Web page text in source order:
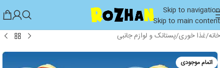
Skip to navigation
Skip to main content
خانه/غذا خوری/پستانک و لوازم جانبی
اتمام موجودی